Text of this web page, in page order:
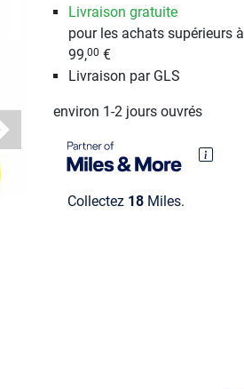
Next
Livraison gratuite
pour les achats supérieurs à
99,00 €
Livraison par GLS
environ 1-2 jours ouvrés
Collectez 18Miles.